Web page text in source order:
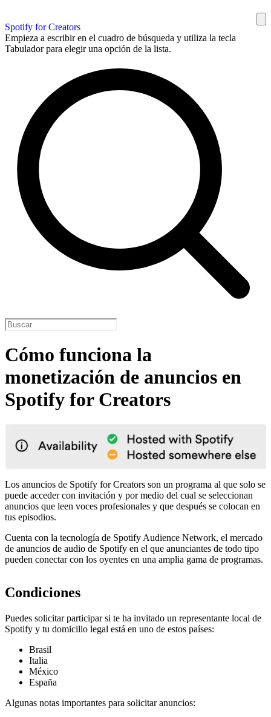
Spotify for Creators
Empieza a escribir en el cuadro de búsqueda y utiliza la tecla
Tabulador para elegir una opción de la lista.
Cómo funciona la
monetización de anuncios en
Spotify for Creators
Los anuncios de Spotify for Creators son un programa al que solo se
puede acceder con invitación y por medio del cual se seleccionan
anuncios que leen voces profesionales y que después se colocan en
tus episodios.
Cuenta con la tecnología de Spotify Audience Network, el mercado
de anuncios de audio de Spotify en el que anunciantes de todo tipo
pueden conectar con los oyentes en una amplia gama de programas.
Condiciones
Puedes solicitar participar si te ha invitado un representante local de
Spotify y tu domicilio legal está en uno de estos países:
Brasil
Italia
México
España
Algunas notas importantes para solicitar anuncios: